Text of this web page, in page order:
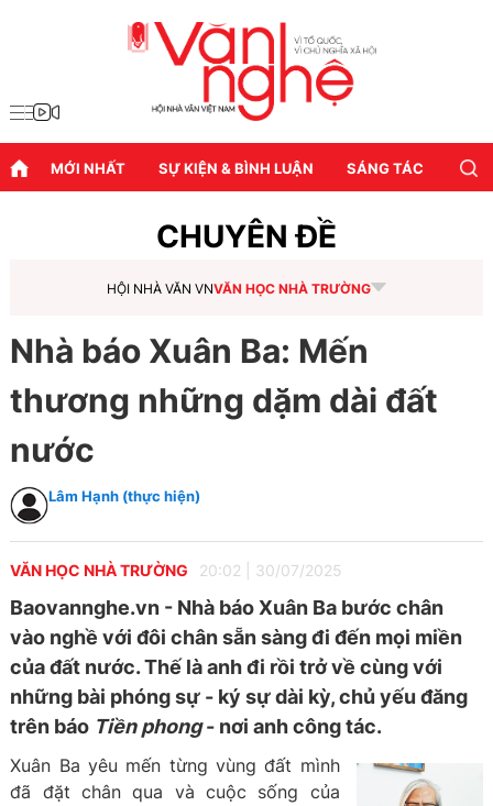
MỚI NHẤT SỰ KIỆN & BÌNH LUẬN SÁNG TÁC
CHUYÊN ĐỀ
HỘI NHÀ VĂN VNVĂN HỌC NHÀ TRƯỜNG
Nhà báo Xuân Ba: Mến
thương những dặm dài đất
nước
Lâm Hạnh (thực hiện)
VĂN HỌC NHÀ TRƯỜNG 20:02 30/07/2025
Baovannghe.vn - Nhà báo Xuân Ba bước chân
vào nghề với đôi chân sẵn sàng đi đến mọi miền
của đất nước. Thế là anh đi rồi trở về cùng với
những bài phóng sự - ký sự dài kỳ, chủ yếu đăng
trên báo Tiền phong- nơi anh công tác.
Xuân Ba yêu mến từng vùng đất mình
đã đặt chân qua và cuộc sống của